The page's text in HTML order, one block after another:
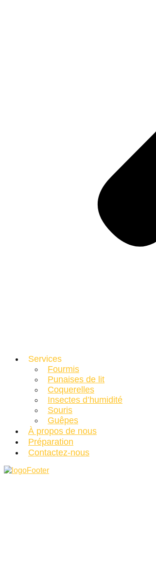
Services
Fourmis
Punaises de lit
Coquerelles
Insectes d’humidité
Souris
Guêpes
À propos de nous
Préparation
Contactez-nous